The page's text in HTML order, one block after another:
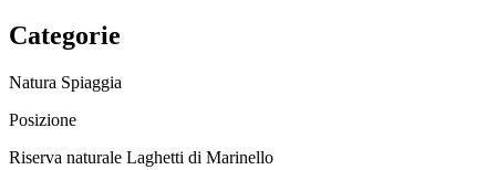
Categorie
Natura Spiaggia
Posizione
Riserva naturale Laghetti di Marinello